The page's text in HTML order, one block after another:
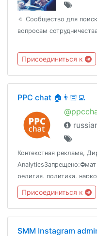
🔅 Сообщество для
вопросам
Присоединиться к
PPC chat 🏠👨🏻‍💻
Контекстная реклама,
религия, политика,
@uiux_chat @devschat
@seohrФриланс:
Присоединиться к
SMM Instagram